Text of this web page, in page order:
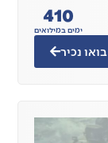
ימים במילואים
410
בואו נכיר